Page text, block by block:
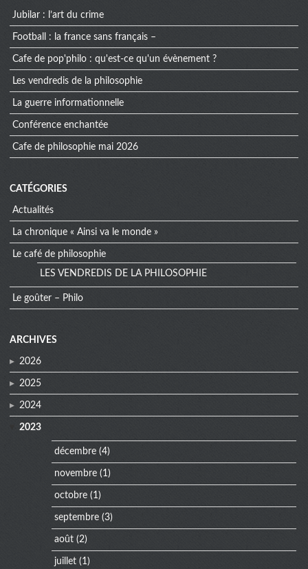
jubilar : l’art du crime
football : la france sans français –
cafe de pop'philo : qu'est-ce qu'un évènement ?
les vendredis de la philosophie
la guerre informationnelle
conférence enchantée
cafe de philosophie mai 2026
CATÉGORIES
Actualités
La chronique « Ainsi va le monde »
Le café de philosophie
LES VENDREDIS DE LA PHILOSOPHIE
Le goûter – Philo
menu
ARCHIVES
2026
2025
2024
2023
décembre(4)
novembre(1)
octobre(1)
septembre(3)
août(2)
juillet(1)